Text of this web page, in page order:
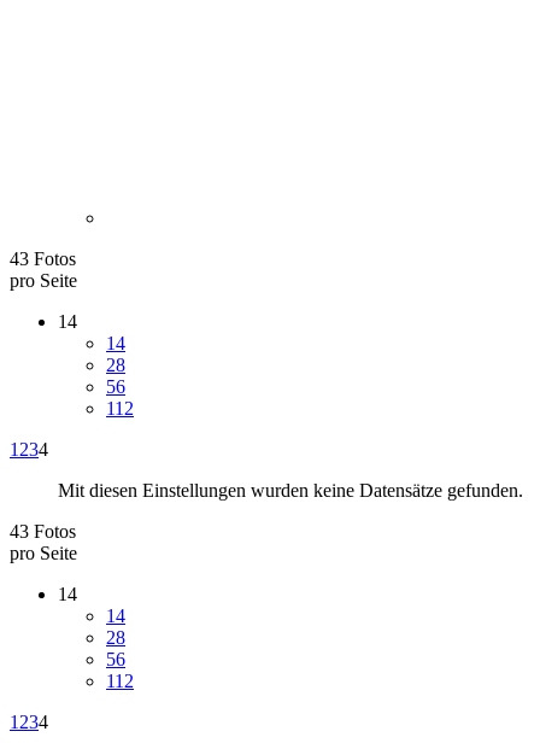
43 Fotos
pro Seite
14
14
28
56
112
1 234
Mit diesen Einstellungen wurden keine Datensätze gefunden.
43 Fotos
pro Seite
14
14
28
56
112
1 234